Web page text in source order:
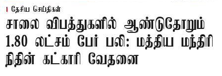
தேசிய செய்திகள்
சாலை விபத்துகளில் ஆண்டுதோறும்
1.80 லட்சம் பேர் பலி: மத்திய மந்திரி
நிதின் கட்காரி வேதனை